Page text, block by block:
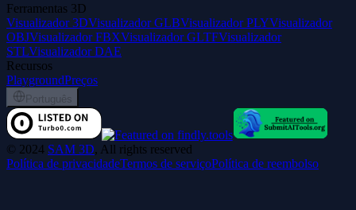
Ferramentas 3D
Visualizador 3DVisualizador GLBVisualizador PLYVisualizador
OBJVisualizador FBXVisualizador GLTFVisualizador
STLVisualizador DAE
Recursos
PlaygroundPreços
Português
© 2024 SAM 3D, All rights reserved
Política de privacidadeTermos de serviçoPolítica de reembolso